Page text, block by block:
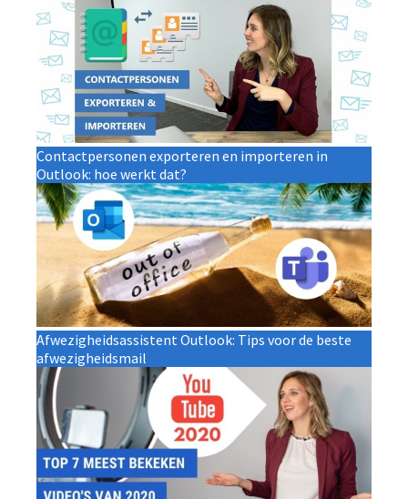
Contactpersonen exporteren en importeren in
Outlook: hoe werkt dat?
Afwezigheidsassistent Outlook: Tips voor de beste
afwezigheidsmail